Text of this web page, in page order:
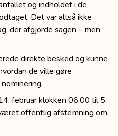
og indholdet i de
Det var altså ikke
der afgjorde sagen – men
direkte besked og kunne
de ville gøre
februar klokken 06.00 til 5.
offentlig afstemning om,